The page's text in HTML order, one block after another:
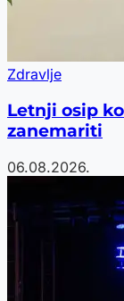
Zdravlje
Letnji osip
zanemariti
06.08.2026.